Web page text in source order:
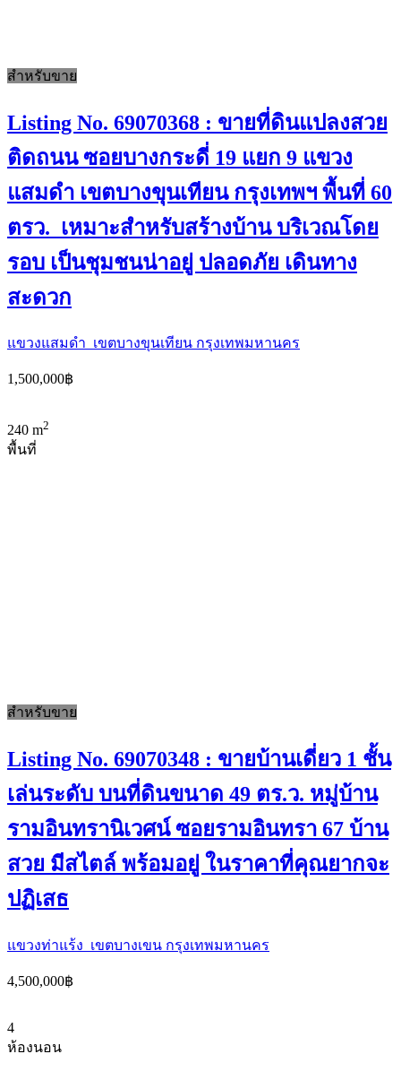
สำหรับขาย
Listing No. 69070368 : ขายที่ดินแปลงสวย
ติดถนน ซอยบางกระดี่ 19 แยก 9 แขวง
แสมดำ เขตบางขุนเทียน กรุงเทพฯ พื้นที่ 60
ตรว. เหมาะสำหรับสร้างบ้าน บริเวณโดย
รอบ เป็นชุมชนน่าอยู่ ปลอดภัย เดินทาง
สะดวก
แขวงแสมดำ เขตบางขุนเทียน กรุงเทพมหานคร
1,500,000฿
240 m2
พื้นที่
สำหรับขาย
Listing No. 69070348 : ขายบ้านเดี่ยว 1 ชั้น
เล่นระดับ บนที่ดินขนาด 49 ตร.ว. หมู่บ้าน
รามอินทรานิเวศน์ ซอยรามอินทรา 67 บ้าน
สวย มีสไตล์ พร้อมอยู่ ในราคาที่คุณยากจะ
ปฏิเสธ
แขวงท่าแร้ง เขตบางเขน กรุงเทพมหานคร
4,500,000฿
4
ห้องนอน